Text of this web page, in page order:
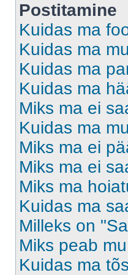
Postitamine
Kuidas ma
Kuidas ma
Kuidas ma
Kuidas ma
Miks ma ei
Kuidas ma
Miks ma ei
Miks ma ei
Miks ma
Kuidas ma
Milleks on
Miks peab
Kuidas ma